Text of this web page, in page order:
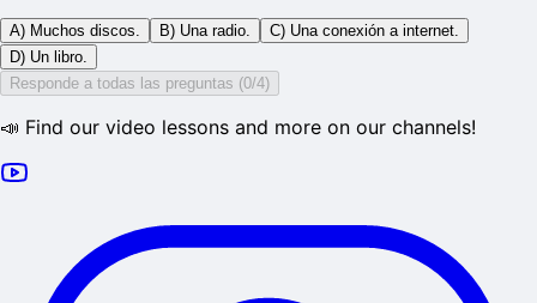
A) Muchos discos. B) Una radio.
C) Una conexión a internet.
D) Un libro.
Responde a todas las preguntas (0/4)
📣 Find our video lessons and more on our channels!